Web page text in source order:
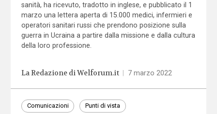
sanità, ha ricevuto, tradotto in inglese, e pubblicato il 1
marzo una lettera aperta di 15.000 medici, infermieri e
operatori sanitari russi che prendono posizione sulla
guerra in Ucraina a partire dalla missione e dalla cultura
della loro professione.
La Redazione di Welforum.it 7 marzo 2022
Comunicazioni Punti di vista